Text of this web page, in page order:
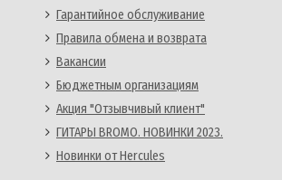
Гарантийное обслуживание
Правила обмена и возврата
Вакансии
Бюджетным организациям
Акция "Отзывчивый клиент"
ГИТАРЫ BROMO. НОВИНКИ 2023.
Новинки от Hercules